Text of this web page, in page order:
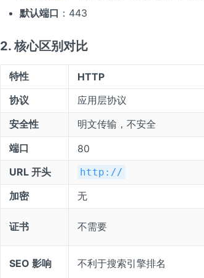
默认端口 ：443
2. 核心区别对比
特性 HTTP
协议
应用层协议
安全性
明文传输，不安全
端口
80
URL 开头
http://
加密 无
证书 不需要
SEO 影响 不利于搜索引擎排名